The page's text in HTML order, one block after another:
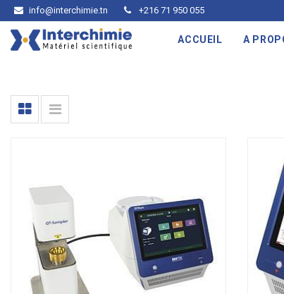
info@interchimie.tn +216 71 950 055
ACCUEIL A